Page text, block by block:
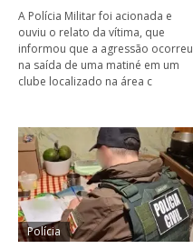
A Polícia Militar foi acionada e
ouviu o relato da vítima, que
informou que a agressão ocorreu
na saída de uma matiné em um
clube localizado na área c
Polícia